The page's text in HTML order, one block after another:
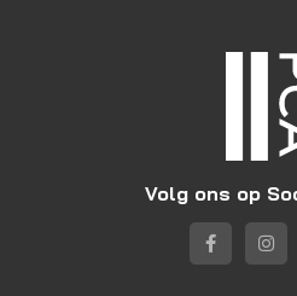
Volg ons op